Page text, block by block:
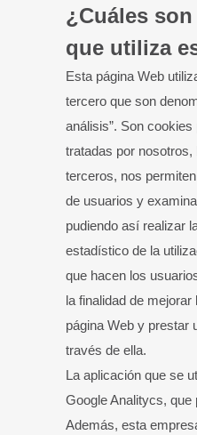
¿Cuáles
que utiliza
Esta página Web
tercero que son
análisis”. Son
tratadas por nosotros,
terceros, nos
de usuarios y
pudiendo así realizar
estadístico de la
que hacen los
la finalidad de
página Web y prestar
través de ella.
La aplicación que se
Google Analitycs, que
Además, esta